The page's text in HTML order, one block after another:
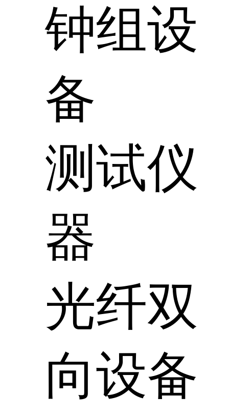
钟组设
备
测试仪
器
光纤双
向设备